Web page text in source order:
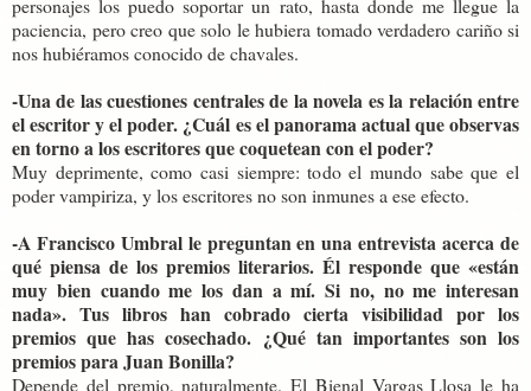
personajes los puedo soportar un rato, hasta donde me llegue la
paciencia, pero creo que solo le hubiera tomado verdadero cariño si
nos hubiéramos conocido de chavales.
-Una de las cuestiones centrales de la novela es la relación entre
el escritor y el poder. ¿Cuál es el panorama actual que observas
en torno a los escritores que coquetean con el poder?
Muy deprimente, como casi siempre: todo el mundo sabe que el
poder vampiriza, y los escritores no son inmunes a ese efecto.
-A Francisco Umbral le preguntan en una entrevista acerca de
qué piensa de los premios literarios. Él responde que «están
muy bien cuando me los dan a mí. Si no, no me interesan
nada». Tus libros han cobrado cierta visibilidad por los
premios que has cosechado. ¿Qué tan importantes son los
premios para Juan Bonilla?
Depende del premio, naturalmente. El Bienal Vargas Llosa le ha